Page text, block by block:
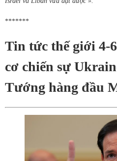
*******
Tin tức thế giới 4-
cơ chiến sự
Tướng hàng đầu